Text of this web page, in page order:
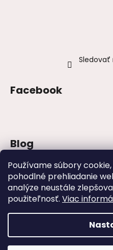
Používame súbory
pohodlné prehliadanie
analýze neustále
použiteľnosť. Viac
Sledovať
Facebook
Blog
Šaty na stužkovú
strihy
Najväčšie módne
na svadbách
Svadby – tipy, ako